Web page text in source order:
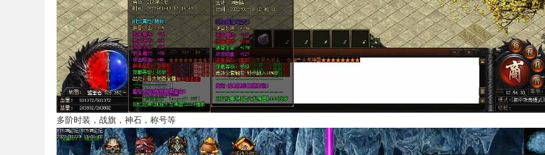
多阶时装，战旗，神石，称号等